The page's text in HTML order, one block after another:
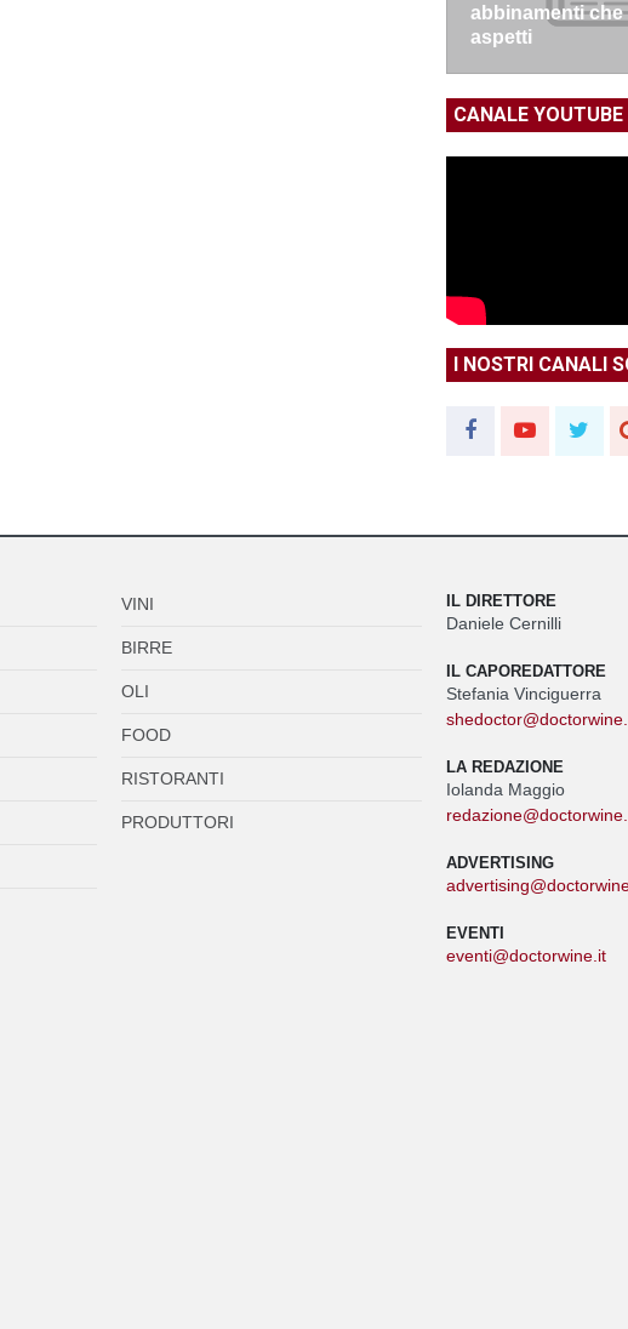
abbinamenti che
aspetti
CANALE YOUTUBE
I NOSTRI CANALI
VINI
BIRRE
OLI
FOOD
RISTORANTI
PRODUTTORI
IL DIRETTORE
Daniele Cernilli
IL CAPOREDATTORE
Stefania Vinciguerra
LA REDAZIONE
Iolanda Maggio
ADVERTISING
EVENTI
eventi@doctorwine.it